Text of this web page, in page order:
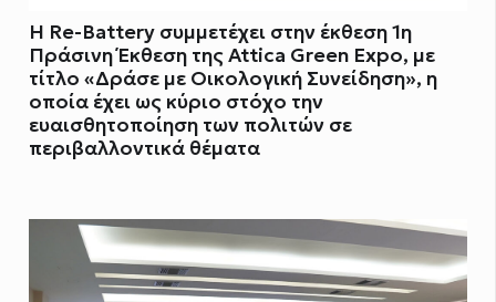
Η Re-Battery συμμετέχει στην έκθεση 1η
Πράσινη Έκθεση της Attica Green Expo, με
τίτλο «Δράσε με Οικολογική Συνείδηση», η
οποία έχει ως κύριο στόχο την
ευαισθητοποίηση των πολιτών σε
περιβαλλοντικά θέματα